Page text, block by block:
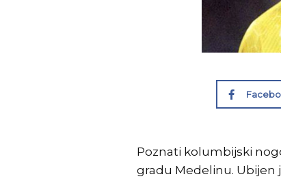
Poznati kolumbijski
gradu Medelinu. Ubijen